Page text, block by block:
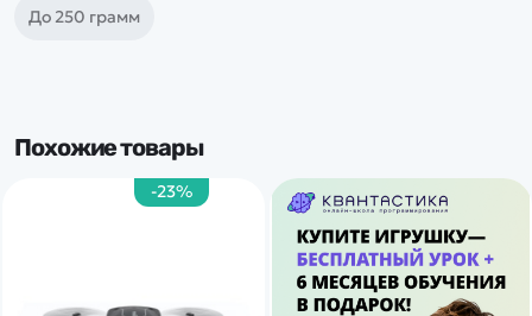
До 250 грамм
Похожие товары
-23%